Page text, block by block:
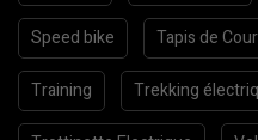
Speed bike Tapis de
Training Trekking